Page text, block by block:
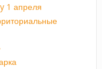
1 апреля